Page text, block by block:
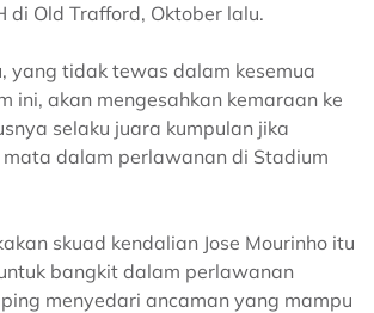
di Old Trafford, Oktober lalu.
yang tidak tewas dalam kesemua
ini, akan mengesahkan kemaraan ke
selaku juara kumpulan jika
dalam perlawanan di Stadium
skuad kendalian Jose Mourinho itu
bangkit dalam perlawanan
menyedari ancaman yang mampu